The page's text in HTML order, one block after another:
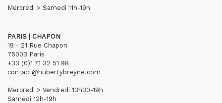
Mercredi > Samedi 11h-19h
PARIS | CHAPON
19 - 21 Rue Chapon
75003 Paris
+33 (0)1 71 32 51 98
contact@hubertybreyne.com
Mercredi > Vendredi 13h30-19h
Samedi 12h-19h